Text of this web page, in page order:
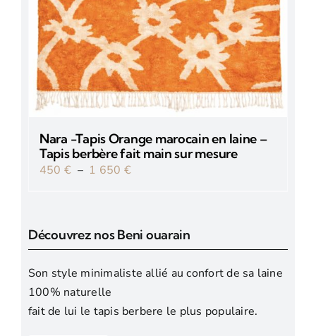
Nara -Tapis Orange marocain en laine –
Tapis berbère fait main sur mesure
450 € – 1 650 €
450 €
à
Découvrez nos Beni ouarain
Son style minimaliste allié au confort de sa laine
100% naturelle
fait de lui le tapis berbere le plus populaire.